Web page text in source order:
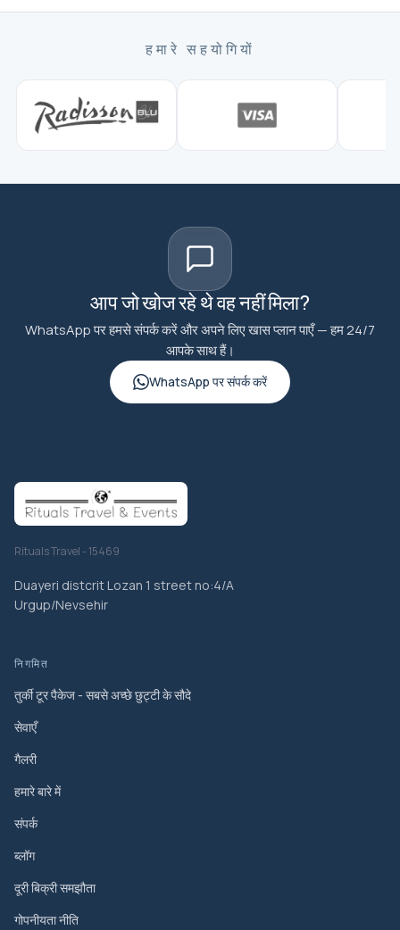
हमारे सहयोगियों
आप जो खोज रहे थे वह नहीं मिला?
WhatsApp पर हमसे संपर्क करें और अपने लिए खास प्लान पाएँ — हम 24/7
आपके साथ हैं।
WhatsApp पर संपर्क करें
Rituals Travel - 15469
Duayeri distcrit Lozan 1 street no:4/A
Urgup/Nevsehir
निगमित
तुर्की टूर पैकेज - सबसे अच्छे छुट्टी के सौदे
सेवाएँ
गैलरी
हमारे बारे में
संपर्क
ब्लॉग
दूरी बिक्री समझौता
गोपनीयता नीति